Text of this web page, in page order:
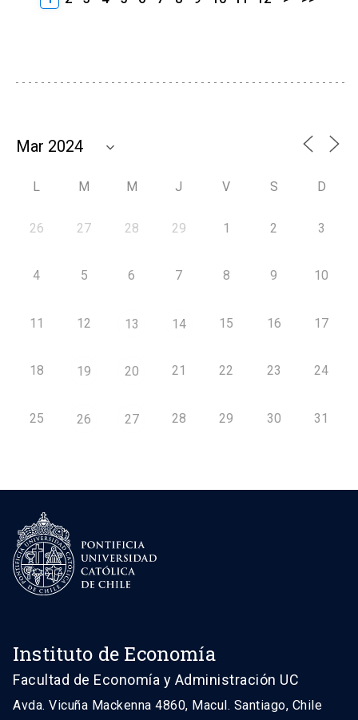
L M M J V S D
26 27 28 29 1 2 3
4 5 6 7 8 9 10
11 12 13 14 15 16 17
18 19 20 21 22 23 24
25 26 27 28 29 30 31
Instituto de Economía
Facultad de Economía y Administración UC
Avda. Vicuña Mackenna 4860, Macul. Santiago, Chile